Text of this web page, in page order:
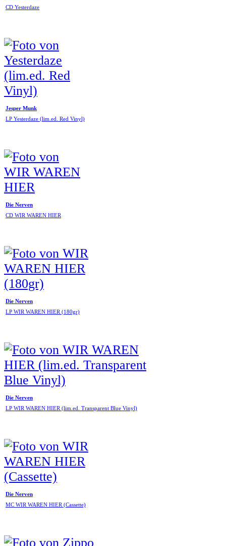
CD Yesterdaze
Jesper Munk
LP Yesterdaze (lim.ed. Red Vinyl)
Die Nerven
CD WIR WAREN HIER
Die Nerven
LP WIR WAREN HIER (180gr)
Die Nerven
LP WIR WAREN HIER (lim.ed. Transparent Blue Vinyl)
Die Nerven
MC WIR WAREN HIER (Cassette)